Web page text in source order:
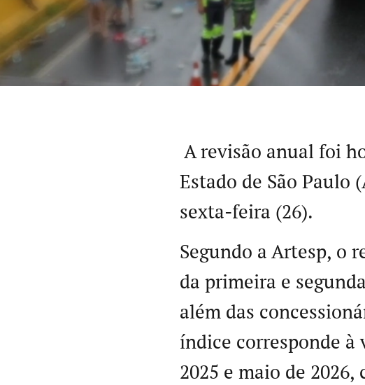
A revisão anual foi
Estado de São
sexta-feira (26).
Segundo a Artesp, o
da primeira e
além das
índice corresponde à
2025 e maio de